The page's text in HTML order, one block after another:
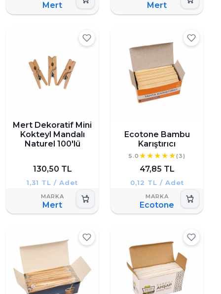
Mert Mert
Mert Dekoratif Mini
Kokteyl Mandalı
Naturel 100'lü
130,50 TL
1,31 TL / Adet
Mert
Ecotone Bambu
Karıştırıcı
5.0 (3)
47,85 TL
0,12 TL / Adet
Ecotone